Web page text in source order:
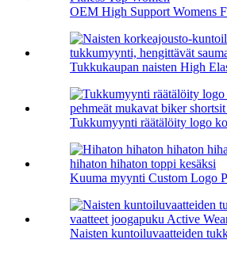
OEM High Support Womens
Tukkukaupan naisten High
Tukkumyynti räätälöity logo
Kuuma myynti Custom Logo
Naisten kuntoiluvaatteiden